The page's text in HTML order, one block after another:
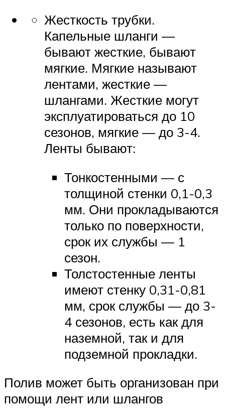
Жесткость трубки.
Капельные шланги —
бывают жесткие, бывают
мягкие. Мягкие называют
лентами, жесткие —
шлангами. Жесткие могут
эксплуатироваться до 10
сезонов, мягкие — до 3-4.
Ленты бывают:
Тонкостенными — с
толщиной стенки 0,1-0,3
мм. Они прокладываются
только по поверхности,
срок их службы — 1
сезон.
Толстостенные ленты
имеют стенку 0,31-0,81
мм, срок службы — до 3-
4 сезонов, есть как для
наземной, так и для
подземной прокладки.
Полив может быть организован при
помощи лент или шлангов